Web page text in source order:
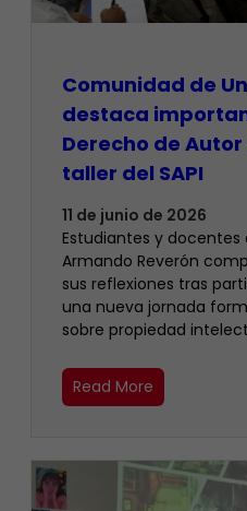
Comunidad de
destaca
Derecho de Autor
taller del SAPI
11 de junio de 2026
Estudiantes y docentes
Armando Reverón
sus reflexiones tras
una nueva jornada
sobre propiedad
Read More